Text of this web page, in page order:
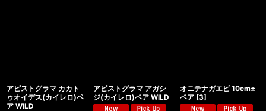
アピストグラマ カカト
ゥオイデス(カイレロ)ペ
ア WILD
アピストグラマ アガシ
ジ(カイレロ)ペア WILD
オニテナガエビ 10cm±
ペア [3]